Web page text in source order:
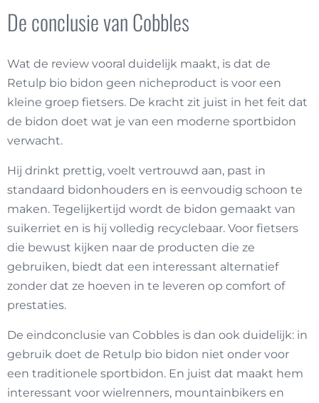
De conclusie van Cobbles
Wat de review vooral duidelijk maakt, is dat de
Retulp bio bidon geen nicheproduct is voor een
kleine groep fietsers. De kracht zit juist in het feit dat
de bidon doet wat je van een moderne sportbidon
verwacht.
Hij drinkt prettig, voelt vertrouwd aan, past in
standaard bidonhouders en is eenvoudig schoon te
maken. Tegelijkertijd wordt de bidon gemaakt van
suikerriet en is hij volledig recyclebaar. Voor fietsers
die bewust kijken naar de producten die ze
gebruiken, biedt dat een interessant alternatief
zonder dat ze hoeven in te leveren op comfort of
prestaties.
De eindconclusie van Cobbles is dan ook duidelijk: in
gebruik doet de Retulp bio bidon niet onder voor
een traditionele sportbidon. En juist dat maakt hem
interessant voor wielrenners, mountainbikers en